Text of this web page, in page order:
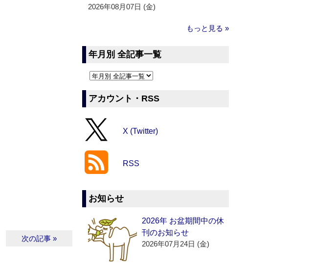
次の記事 »
2026年08月07日 (金)
もっと見る »
年月別 全記事一覧
アカウント・RSS
X (Twitter)
RSS
お知らせ
2026年 お盆期間中の休
刊のお知らせ
2026年07月24日 (金)